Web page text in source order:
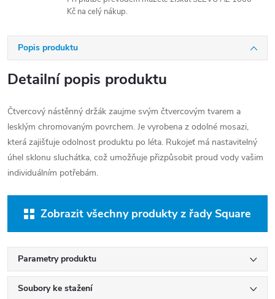
Kč na celý nákup.
Popis produktu
Detailní popis produktu
Čtvercový nástěnný držák zaujme svým čtvercovým tvarem a
lesklým chromovaným povrchem. Je vyrobena z odolné mosazi,
která zajišťuje odolnost produktu po léta. Rukojeť má nastavitelný
úhel sklonu sluchátka, což umožňuje přizpůsobit proud vody vašim
individuálním potřebám.
Zobrazit všechny produkty z řady Square
Parametry produktu
Soubory ke stažení